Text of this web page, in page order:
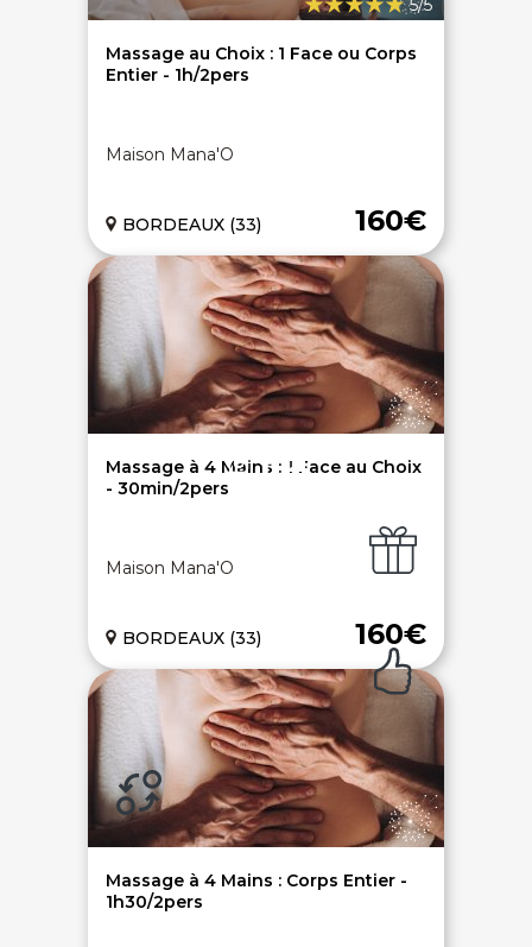
5/5
Massage au Choix : 1 Face ou Corps
Entier - 1h/2pers
Maison Mana'O
160€
BORDEAUX (33)
Massage à 4 Mains : 1 Face au Choix
- 30min/2pers
Maison Mana'O
160€
BORDEAUX (33)
Massage à 4 Mains : Corps Entier -
1h30/2pers
On discute ?
SERVICE CLIENTS LeBienEtre.fr
Notre service client est ouvert du lundi au vendredi
de 9h à 12h30 et de 14h à 18h
DEVENIR PARTENAIRE
Proposer mon établissement
Témoignages partenaires
RECRUTEMENT
Ouvrir une agence LeBienEtre.fr
Livraison gratuite 94% de satisfaits
Échange 1 an